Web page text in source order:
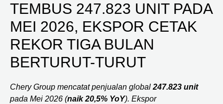
TEMBUS 247.823 UNIT PADA
MEI 2026, EKSPOR CETAK
REKOR TIGA BULAN
BERTURUT-TURUT
Chery Group mencatat penjualan global 247.823 unit
pada Mei 2026 (naik 20,5% YoY). Ekspor